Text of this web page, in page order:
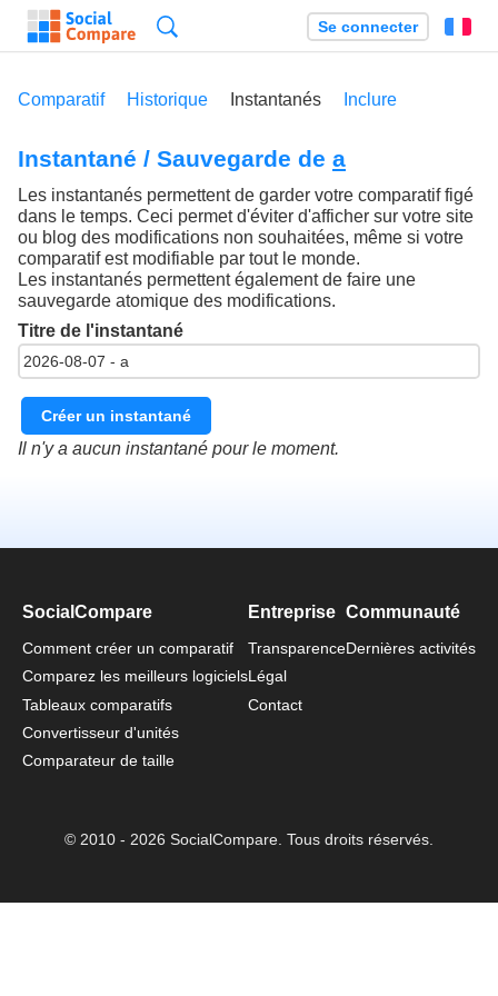
Se connecter
Comparatif Historique Instantanés Inclure
Instantané / Sauvegarde de a
Les instantanés permettent de garder votre comparatif figé
dans le temps. Ceci permet d'éviter d'afficher sur votre site
ou blog des modifications non souhaitées, même si votre
comparatif est modifiable par tout le monde.
Les instantanés permettent également de faire une
sauvegarde atomique des modifications.
Titre de l'instantané
Créer un instantané
Il n'y a aucun instantané pour le moment.
SocialCompare
Comment créer un comparatif
Comparez les meilleurs logiciels
Tableaux comparatifs
Convertisseur d'unités
Comparateur de taille
Entreprise
Transparence
Légal
Contact
Communauté
Dernières activités
© 2010 - 2026 SocialCompare. Tous droits réservés.